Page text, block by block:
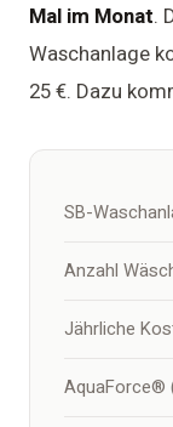
Mal im Monat.
Waschanlage
25 €. Dazu
SB-
Anzahl
Jährliche
AquaForce®